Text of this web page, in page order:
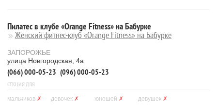
Пилатес в клубе «Orange Fitness» на Бабурке
Женский фитнес-клуб «Orange Fitness» на Бабурке
ЗАПОРОЖЬЕ
улица Новгородская, 4а
(066) 000-05-23 (096) 000-05-23
СЕКЦИЯ ДЛЯ
мальчиков ✗ девочек ✗ юношей ✗ девушек ✗